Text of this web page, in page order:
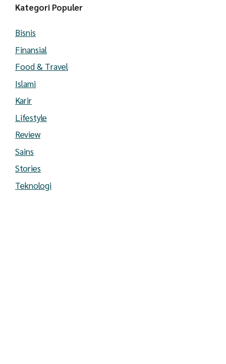
Kategori Populer
Bisnis
Finansial
Food & Travel
Islami
Karir
Lifestyle
Review
Sains
Stories
Teknologi